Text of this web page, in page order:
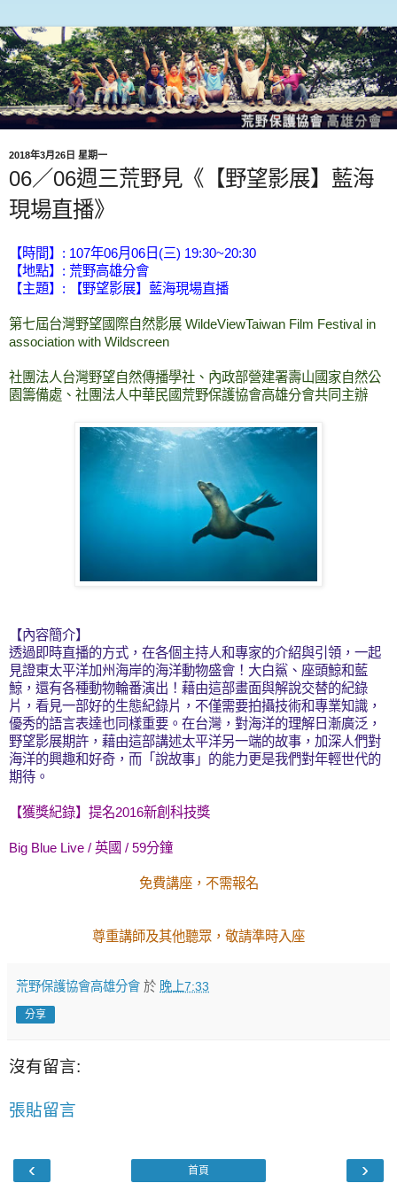
2018年3月26日 星期一
06／06週三荒野見《【野望影展】藍海
現場直播》
【時間】: 107年06月06日(三) 19:30~20:30
【地點】: 荒野高雄分會
【主題】:
【野望影展】藍海現場直播
第七屆台灣野望國際自然影展 WildeViewTaiwan Film Festival in
association with Wildscreen
社團法人台灣野望自然傳播學社、內政部營建署壽山國家自然公
園籌備處、社團法人中華民國荒野保護協會高雄分會共同主辦
【內容簡介】
透過即時直播的方式，在各個主持人和專家的介紹與引領，一起
見證東太平洋加州海岸的海洋動物盛會！大白鯊、座頭鯨和藍
鯨，還有各種動物輪番演出！藉由這部畫面與解說交替的紀錄
片，看見一部好的生態紀錄片，不僅需要拍攝技術和專業知識，
優秀的語言表達也同樣重要。在台灣，對海洋的理解日漸廣泛，
野望影展期許，藉由這部講述太平洋另一端的故事，加深人們對
海洋的興趣和好奇，而「說故事」的能力更是我們對年輕世代的
期待。
【獲獎紀錄】提名2016新創科技獎
Big Blue Live / 英國 / 59分鐘
免費講座，不需報名
尊重講師及其他聽眾，敬請準時入座
荒野保護協會高雄分會 於 晚上7:33
分享
沒有留言:
張貼留言
‹ ›
首頁